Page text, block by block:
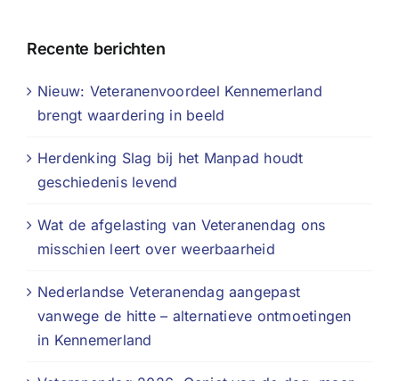
Recente berichten
Nieuw: Veteranenvoordeel Kennemerland
brengt waardering in beeld
Herdenking Slag bij het Manpad houdt
geschiedenis levend
Wat de afgelasting van Veteranendag ons
misschien leert over weerbaarheid
Nederlandse Veteranendag aangepast
vanwege de hitte – alternatieve ontmoetingen
in Kennemerland